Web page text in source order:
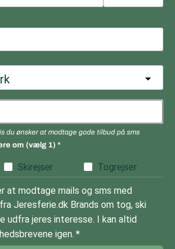
du ønsker at modtage gode tilbud på sms
om (vælg 1)
Skirejser Togrejser
at modtage mails og sms med
Jeresferie.dk Brands om tog, ski
udfra jeres interesse. I kan altid
igen.